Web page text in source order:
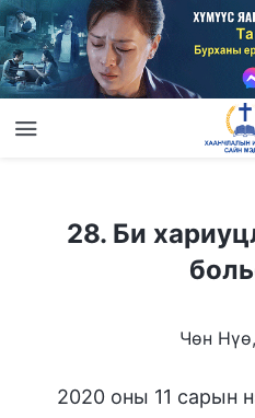
28. Би хариуцлагаас айхаа
28. Би
Чөн
2020 оны 11 сарын